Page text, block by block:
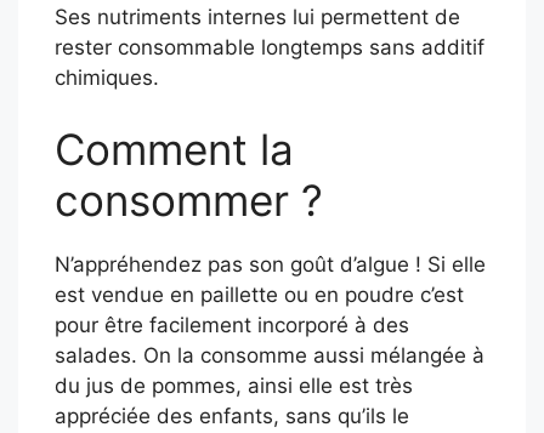
Ses nutriments internes lui permettent de
rester consommable longtemps sans additif
chimiques.
Comment la
consommer ?
N’appréhendez pas son goût d’algue ! Si elle
est vendue en paillette ou en poudre c’est
pour être facilement incorporé à des
salades. On la consomme aussi mélangée à
du jus de pommes, ainsi elle est très
appréciée des enfants, sans qu’ils le